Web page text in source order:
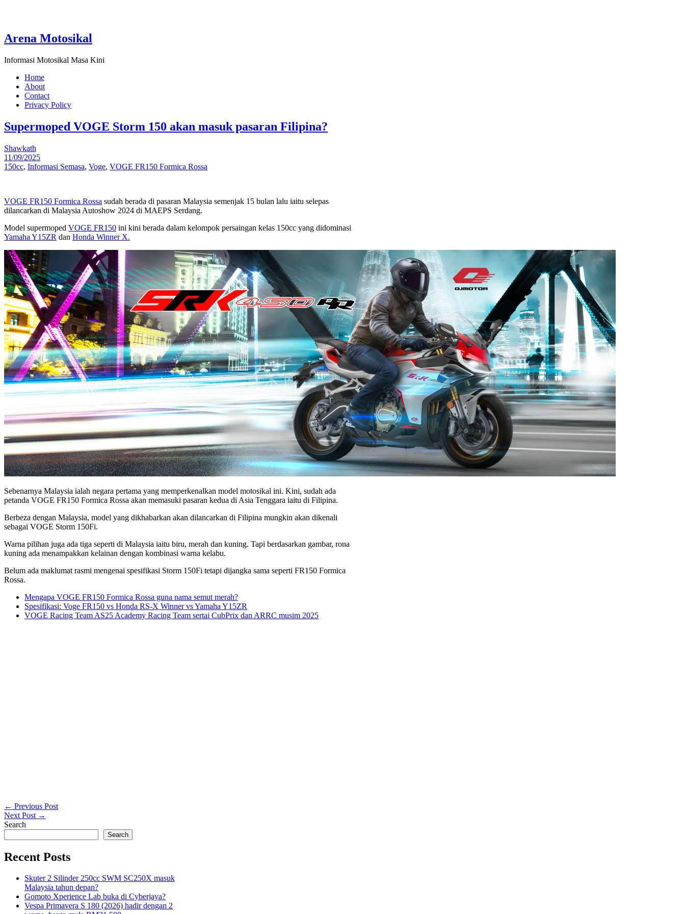
Arena Motosikal
Informasi Motosikal Masa Kini
Home
About
Contact
Privacy Policy
Supermoped VOGE Storm 150 akan masuk pasaran Filipina?
Shawkath
11/09/2025
150cc, Informasi Semasa, Voge, VOGE FR150 Formica Rossa
VOGE FR150 Formica Rossa sudah berada di pasaran Malaysia semenjak 15 bulan lalu iaitu selepas
dilancarkan di Malaysia Autoshow 2024 di MAEPS Serdang.
Model supermoped VOGE FR150 ini kini berada dalam kelompok persaingan kelas 150cc yang didominasi
Yamaha Y15ZR dan Honda Winner X.
Sebenarnya Malaysia ialah negara pertama yang memperkenalkan model motosikal ini. Kini, sudah ada
petanda VOGE FR150 Formica Rossa akan memasuki pasaran kedua di Asia Tenggara iaitu di Filipina.
Berbeza dengan Malaysia, model yang dikhabarkan akan dilancarkan di Filipina mungkin akan dikenali
sebagai VOGE Storm 150Fi.
Warna pilihan juga ada tiga seperti di Malaysia iaitu biru, merah dan kuning. Tapi berdasarkan gambar, rona
kuning ada menampakkan kelainan dengan kombinasi warna kelabu.
Belum ada maklumat rasmi mengenai spesifikasi Storm 150Fi tetapi dijangka sama seperti FR150 Formica
Rossa.
Mengapa VOGE FR150 Formica Rossa guna nama semut merah?
Spesifikasi: Voge FR150 vs Honda RS-X Winner vs Yamaha Y15ZR
VOGE Racing Team AS25 Academy Racing Team sertai CubPrix dan ARRC musim 2025
← Previous Post
Next Post →
Search
Search
Recent Posts
Skuter 2 Silinder 250cc SWM SC250X masuk
Malaysia tahun depan?
Gomoto Xperience Lab buka di Cyberjaya?
Vespa Primavera S 180 (2026) hadir dengan 2